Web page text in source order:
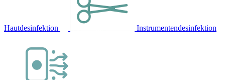
Hautdesinfektion Instrumentendesinfektion